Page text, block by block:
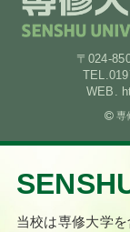
〒024-
WEB.
専
当校は専修大学